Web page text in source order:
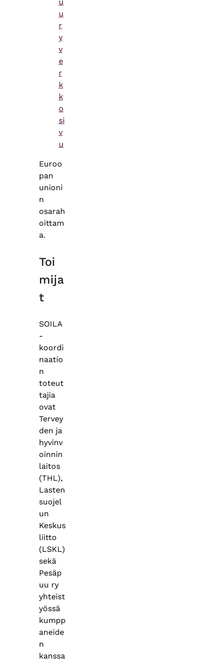
u
r
y
v
e
r
k
k
o
si
v
u
Euroo
pan
unioni
n
osarah
oittam
a.
Toi
mija
t
SOILA
-
koordi
naatio
n
toteut
tajia
ovat
Tervey
den ja
hyvinv
oinnin
laitos
(THL),
Lasten
suojel
un
Keskus
liitto
(LSKL)
sekä
Pesäp
uu ry
yhteist
yössä
kumpp
aneide
n
kanssa